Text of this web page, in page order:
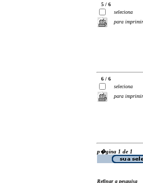
5 / 6
seleciona
para imprimir
6 / 6
seleciona
para imprimir
p�gina 1 de 1
Refinar a pesquisa